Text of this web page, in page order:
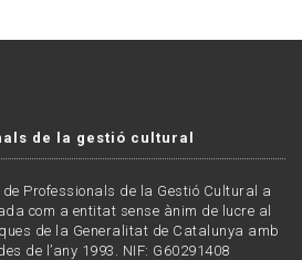
de la gestió cultural
de Professionals de la Gestió Cultural a
com a entitat sense ànim de lucre al
de la Generalitat de Catalunya amb
de l’any 1993. NIF: G60291408